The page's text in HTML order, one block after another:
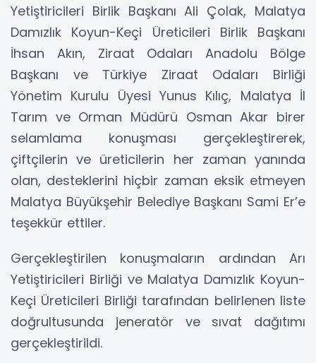
Yetiştiricileri Birlik Başkanı Ali Çolak, Malatya
Damızlık Koyun-Keçi Üreticileri Birlik Başkanı
İhsan Akın, Ziraat Odaları Anadolu Bölge
Başkanı ve Türkiye Ziraat Odaları Birliği
Yönetim Kurulu Üyesi Yunus Kılıç, Malatya İl
Tarım ve Orman Müdürü Osman Akar birer
selamlama konuşması gerçekleştirerek,
çiftçilerin ve üreticilerin her zaman yanında
olan, desteklerini hiçbir zaman eksik etmeyen
Malatya Büyükşehir Belediye Başkanı Sami Er’e
teşekkür ettiler.
Gerçekleştirilen konuşmaların ardından Arı
Yetiştiricileri Birliği ve Malatya Damızlık Koyun-
Keçi Üreticileri Birliği tarafından belirlenen liste
doğrultusunda jeneratör ve sıvat dağıtımı
gerçekleştirildi.